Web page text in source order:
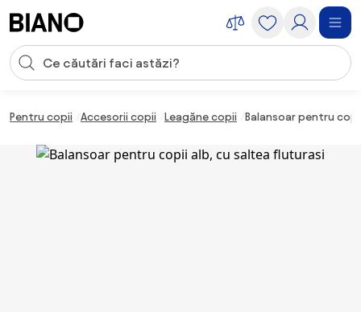
Introducerea căutării
Pentru copii Accesorii copii Leagăne copii Balansoar pentru